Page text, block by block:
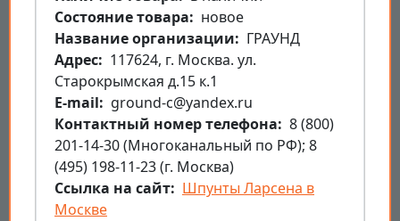
Состояние товара
новое
Название организации
ГРАУНД
Aдрес
117624, г. Москва. ул.
Старокрымская д.15 к.1
E-mail
ground-c@yandex.ru
Контактный номер телефона
8 (800)
201-14-30 (Многоканальный по РФ); 8
(495) 198-11-23 (г. Москва)
Ссылка на сайт
Шпунты Ларсена в
Москве